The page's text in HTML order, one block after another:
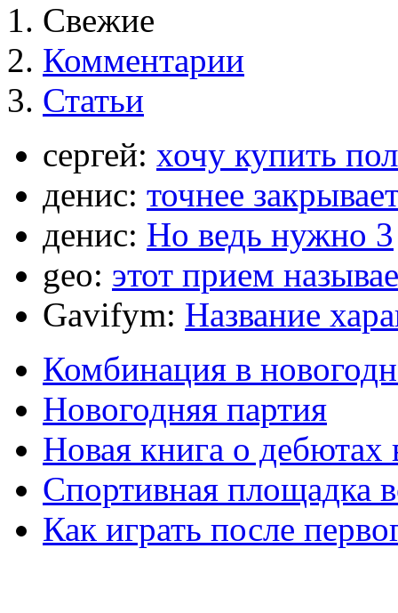
Свежие
Комментарии
Статьи
сергей: хочу купить
денис: точнее
денис: Но ведь нужно 3
geo: этот прием
Gavifym: Название
Комбинация в
Новогодняя партия
Новая книга о
Спортивная площадка
Как играть после